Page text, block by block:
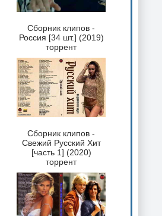
Сборник клипов -
Россия [34 шт.] (2019)
торрент
Сборник клипов -
Свежий Русский Хит
[часть 1] (2020)
торрент